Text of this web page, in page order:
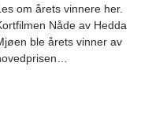
om årets vinnere her.
Nåde av Hedda
ble årets vinner av